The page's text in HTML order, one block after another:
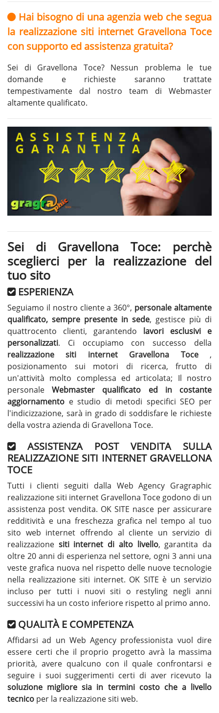
Hai bisogno di una agenzia web che segua
la realizzazione siti internet Gravellona Toce
con supporto ed assistenza gratuita?
Sei di Gravellona Toce? Nessun problema le tue
domande e richieste saranno trattate
tempestivamente dal nostro team di Webmaster
altamente qualificato.
Sei di Gravellona Toce: perchè
sceglierci per la realizzazione del
tuo sito
ESPERIENZA
Seguiamo il nostro cliente a 360°, personale altamente
qualificato, sempre presente in sede, gestisce più di
quattrocento clienti, garantendo lavori esclusivi e
personalizzati. Ci occupiamo con successo della
realizzazione siti internet Gravellona Toce,
posizionamento sui motori di ricerca, frutto di
un'attività molto complessa ed articolata; Il nostro
personaleWebmaster qualificato ed in costante
aggiornamento e studio di metodi specifici SEO per
l'indicizzazione, sarà in grado di soddisfare le richieste
della vostra azienda di Gravellona Toce.
ASSISTENZA POST VENDITA SULLA
REALIZZAZIONE SITI INTERNET GRAVELLONA
TOCE
Tutti i clienti seguiti dalla Web Agency Gragraphic
realizzazione siti internet Gravellona Toce godono di un
assistenza post vendita. OK SITE nasce per assicurare
redditività e una freschezza grafica nel tempo al tuo
sito web internet offrendo al cliente un servizio di
realizzazione siti internet di alto livello, garantita da
oltre 20 anni di esperienza nel settore, ogni 3 anni una
veste grafica nuova nel rispetto delle nuove tecnologie
nella realizzazione siti internet. OK SITE è un servizio
incluso per tutti i nuovi siti o restyling negli anni
successivi ha un costo inferiore rispetto al primo anno.
QUALITÀ E COMPETENZA
Affidarsi ad un Web Agency professionista vuol dire
essere certi che il proprio progetto avrà la massima
priorità, avere qualcuno con il quale confrontarsi e
seguire i suoi suggerimenti certi di aver ricevuto la
soluzione migliore sia in termini costo che a livello
tecnico per la realizzazione siti web.